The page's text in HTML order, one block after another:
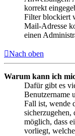
korrekt
Filter blockiert
Mail-Adresse
einen
Nach oben
Warum kann ich
Dafür gibt es
Benutzername
Fall ist, wende
sicherzugehen,
möglich, dass
vorliegt,